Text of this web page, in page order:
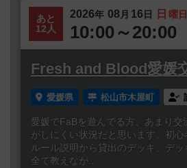
あと
12人
2026年 08 月 16日 日 曜日
10:00～20:00
Fresh and Blood愛媛
愛媛県 松山市木屋町
愛媛でFaBを遊んでる方、あまり交
がしにくい状況だと思います。初
ルール説明から貸出のデッキ、デ
全て教えなが...